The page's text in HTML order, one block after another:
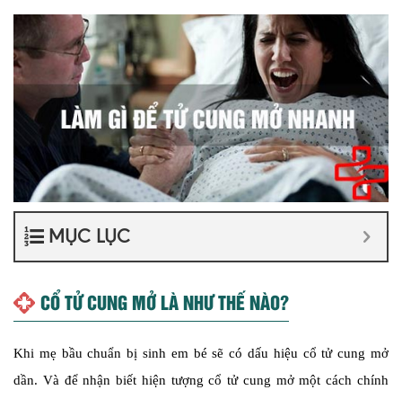
MỤC LỤC
CỔ TỬ CUNG MỞ LÀ NHƯ THẾ NÀO?
Khi mẹ bầu chuẩn bị sinh em bé sẽ có dấu hiệu cổ tử cung mở
dần. Và để nhận biết hiện tượng cổ tử cung mở một cách chính